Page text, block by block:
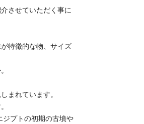
させていただく事に
特徴的な物、サイズ
まれています。
プトの初期の古墳や